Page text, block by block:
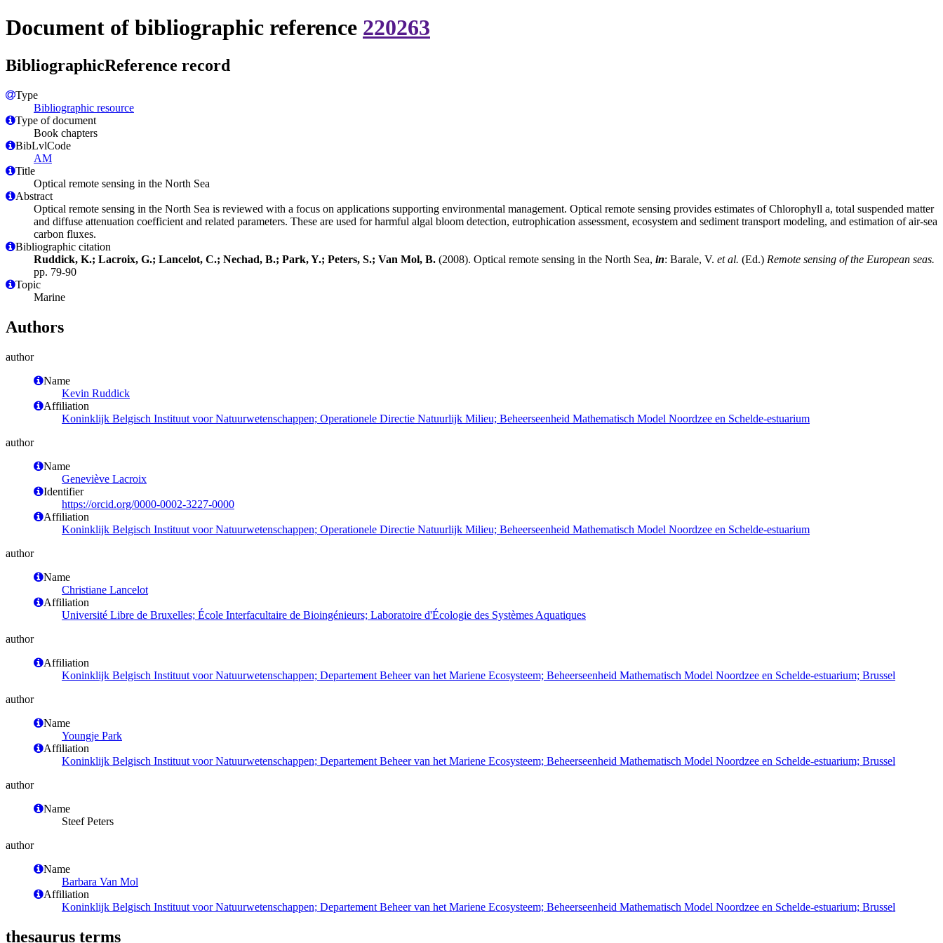
Document of bibliographic reference 220263
BibliographicReference record
Type
Bibliographic resource
Type of document
Book chapters
BibLvlCode
AM
Title
Optical remote sensing in the North Sea
Abstract
Optical remote sensing in the North Sea is reviewed with a focus on applications supporting environmental management. Optical remote sensing provides estimates of Chlorophyll a, total suspended matter
and diffuse attenuation coefficient and related parameters. These are used for harmful algal bloom detection, eutrophication assessment, ecosystem and sediment transport modeling, and estimation of air-sea
carbon fluxes.
Bibliographic citation
Ruddick, K.; Lacroix, G.; Lancelot, C.; Nechad, B.; Park, Y.; Peters, S.; Van Mol, B. (2008). Optical remote sensing in the North Sea, in: Barale, V. et al. (Ed.) Remote sensing of the European seas.
pp. 79-90
Topic
Marine
Authors
author
Name
Kevin Ruddick
Affiliation
Koninklijk Belgisch Instituut voor Natuurwetenschappen; Operationele Directie Natuurlijk Milieu; Beheerseenheid Mathematisch Model Noordzee en Schelde-estuarium
author
Name
Geneviève Lacroix
Identifier
https://orcid.org/0000-0002-3227-0000
Affiliation
Koninklijk Belgisch Instituut voor Natuurwetenschappen; Operationele Directie Natuurlijk Milieu; Beheerseenheid Mathematisch Model Noordzee en Schelde-estuarium
author
Name
Christiane Lancelot
Affiliation
Université Libre de Bruxelles; École Interfacultaire de Bioingénieurs; Laboratoire d'Écologie des Systèmes Aquatiques
author
Affiliation
Koninklijk Belgisch Instituut voor Natuurwetenschappen; Departement Beheer van het Mariene Ecosysteem; Beheerseenheid Mathematisch Model Noordzee en Schelde-estuarium; Brussel
author
Name
Youngje Park
Affiliation
Koninklijk Belgisch Instituut voor Natuurwetenschappen; Departement Beheer van het Mariene Ecosysteem; Beheerseenheid Mathematisch Model Noordzee en Schelde-estuarium; Brussel
author
Name
Steef Peters
author
Name
Barbara Van Mol
Affiliation
Koninklijk Belgisch Instituut voor Natuurwetenschappen; Departement Beheer van het Mariene Ecosysteem; Beheerseenheid Mathematisch Model Noordzee en Schelde-estuarium; Brussel
thesaurus terms